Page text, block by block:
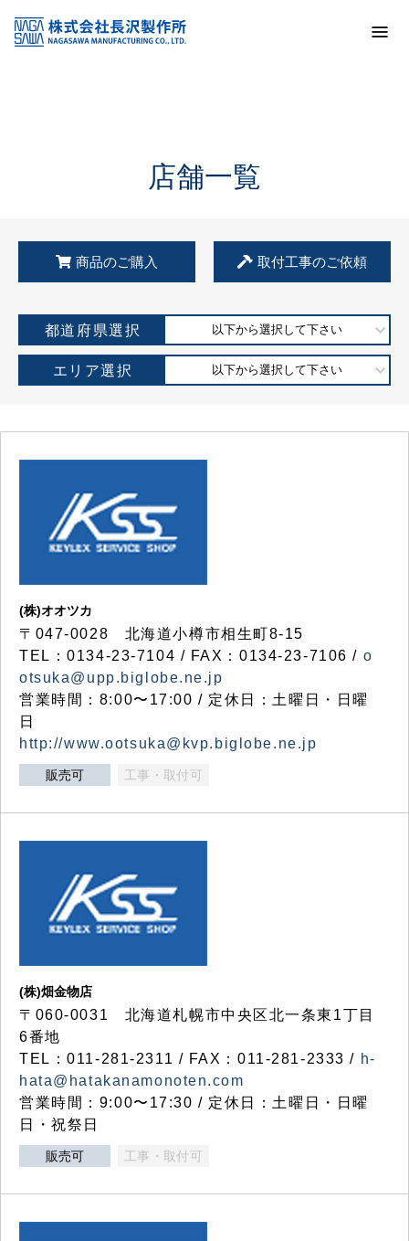
KSS加盟店・取扱店情報
店舗一覧
店舗一覧
商品のご購入 取付工事のご依頼
都道府県選択 以下から選択して下さい
エリア選択 以下から選択して下さい
(株)オオツカ
〒047-0028 北海道小樽市相生町8-15
TEL：0134-23-7104 / FAX：0134-23-7106 / o
otsuka@upp.biglobe.ne.jp
営業時間：8:00〜17:00 / 定休日：土曜日・日曜
日
http://www.ootsuka@kvp.biglobe.ne.jp
販売可 工事・取付可
(株)畑金物店
〒060-0031 北海道札幌市中央区北一条東1丁目
6番地
TEL：011-281-2311 / FAX：011-281-2333 / h-
hata@hatakanamonoten.com
営業時間：9:00〜17:30 / 定休日：土曜日・日曜
日・祝祭日
販売可 工事・取付可